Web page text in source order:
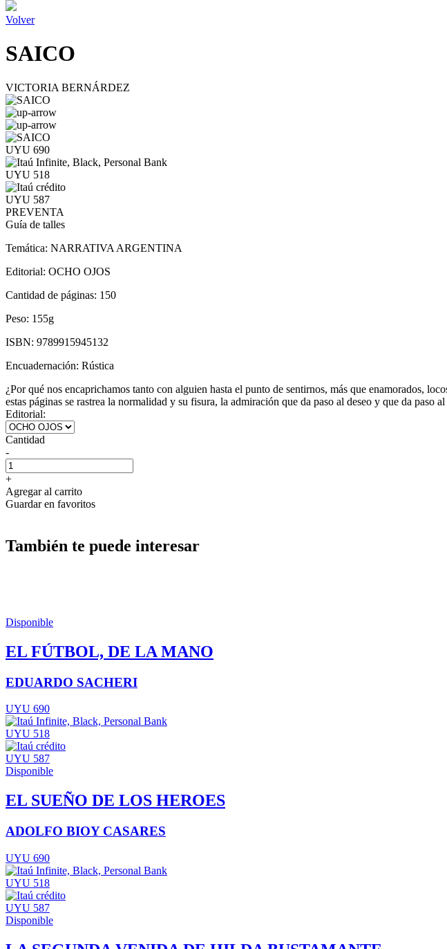
Volver
SAICO
VICTORIA BERNÁRDEZ
UYU 690
UYU 518
UYU 587
PREVENTA
Guía de talles
Temática: NARRATIVA ARGENTINA
Editorial: OCHO OJOS
Cantidad de páginas: 150
Peso: 155g
ISBN: 9789915945132
Encuadernación: Rústica
¿Por qué nos encaprichamos tanto con alguien hasta el punto de sentirnos, más que enamorados,
estas páginas se rastrea la normalidad y su fisura, la admiración que da paso al deseo y que da paso
Editorial:
Cantidad
-
+
Agregar al carrito
Guardar en favoritos
También te puede interesar
Disponible
EL FÚTBOL, DE LA MANO
EDUARDO SACHERI
UYU 690
UYU 518
UYU 587
Disponible
EL SUEÑO DE LOS HEROES
ADOLFO BIOY CASARES
UYU 690
UYU 518
UYU 587
Disponible